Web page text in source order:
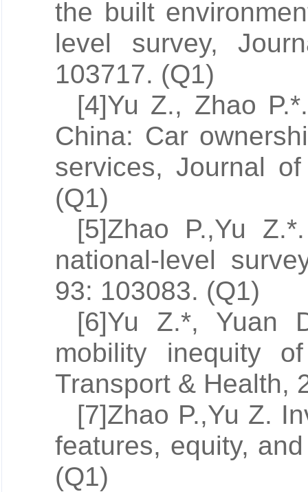
the built
level survey,
103717. (Q1)
[4]Yu Z., Zhao
China: Car
services, Journal
(Q1)
[5]Zhao P.,Yu Z.
national-level
93: 103083. (Q1)
[6]Yu Z.*, Yuan
mobility inequity
Transport & Health,
[7]Zhao P.,Yu Z.
features, equity,
(Q1)